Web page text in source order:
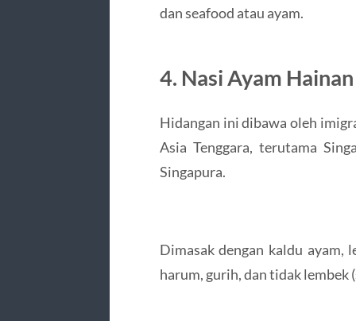
dan seafood atau ayam.
4. Nasi Ayam Hainan
Hidangan ini dibawa oleh
Asia Tenggara, terutama
Singapura.
Dimasak dengan kaldu ayam,
harum, gurih, dan tidak lembek